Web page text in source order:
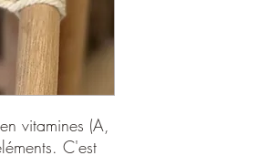
vitamines (A,
C'est